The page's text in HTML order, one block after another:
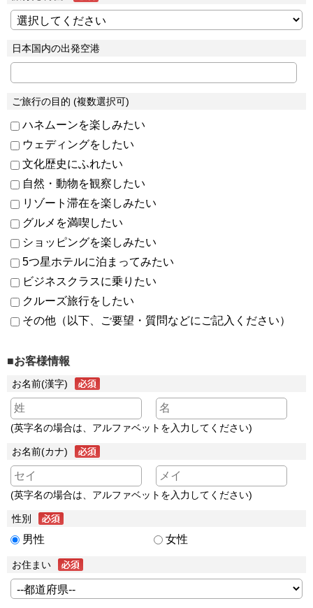
日本国内の出発空港
ご旅行の目的 (複数選択可)
ハネムーンを楽しみたい
ウェディングをしたい
文化歴史にふれたい
自然・動物を観察したい
リゾート滞在を楽しみたい
グルメを満喫したい
ショッピングを楽しみたい
5つ星ホテルに泊まってみたい
ビジネスクラスに乗りたい
クルーズ旅行をしたい
その他（以下、ご要望・質問などにご記入ください）
■お客様情報
お名前(漢字)
(英字名の場合は、アルファベットを入力してください)
お名前(カナ)
(英字名の場合は、アルファベットを入力してください)
性別
男性 女性
お住まい